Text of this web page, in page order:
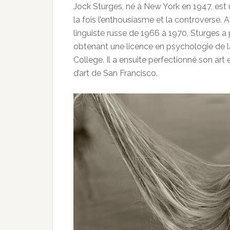
Jock Sturges, né à New York en 1947,
la fois l’enthousiasme et la controverse.
linguiste russe de 1966 à 1970, Sturges
obtenant une licence en psychologie
College. Il a ensuite perfectionné son art
d’art de San Francisco.